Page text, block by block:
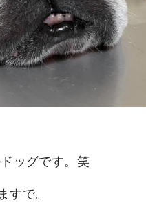
ッグです。笑
で。